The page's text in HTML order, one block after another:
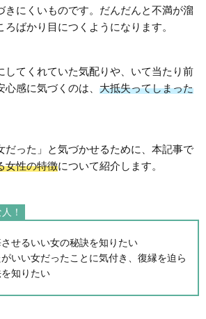
きにくいものです。だんだんと不満が溜
ろばかり目につくようになります。
してくれていた気配りや、いて当たり前
感に気づくのは、 大抵失ってしまった
だった」と気づかせるために、本記事で
女性の特徴について紹介します。
！
せるいい女の秘訣を知りたい
いい女だったことに気付き、復縁を迫ら
知りたい